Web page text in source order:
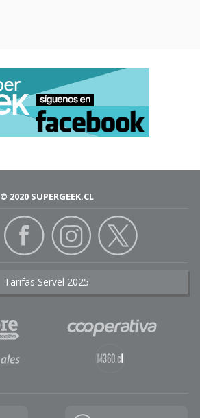
© 2020 SUPERGEEK.CL
Tarifas Servel 2025